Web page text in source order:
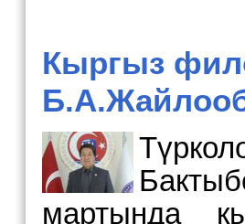
Кыргыз
мартында